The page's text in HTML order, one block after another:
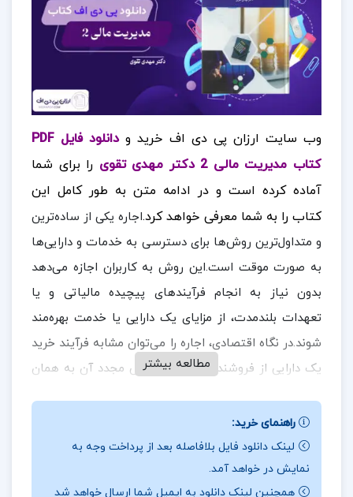
وب سایت ارزان پی دی اف خرید و
دانلود فایل PDF
کتاب مدیریت مالی 2 دکتر مهدی تقوی
را برای شما
آماده کرده است و در ادامه متن به طور کامل این
کتاب را به شما معرفی خواهد کرد.اجاره یکی از ساده‌ترین
و متداول‌ترین روش‌ها برای دسترسی به خدمات و دارایی‌ها
به صورت موقت است.این روش به کاربران اجازه می‌دهد
بدون نیاز به انجام فرآیندهای پیچیده مالیاتی و یا
تعهدات بلندمدت، از مزایای یک دارایی یا خدمت بهره‌مند
شوند.در نگاه اقتصادی، اجاره را می‌توان مشابه فرآیند خرید
یک دارایی از فروشنده و سپس فروش مجدد آن به همان
تفاوت که در اجاره، مالکیت دارایی به اجاره‌کننده منتقل
نمی‌شود، بلکه تنها حق استفاده از آن برای دوره‌ای مشخص
فراهم می‌شود.در ادامه همراه
مطالعه بیشتر
راهنمای خرید:
لینک دانلود فایل بلافاصله بعد از پرداخت وجه به
نمایش در خواهد آمد.
همچنین لینک دانلود به ایمیل شما ارسال خواهد شد